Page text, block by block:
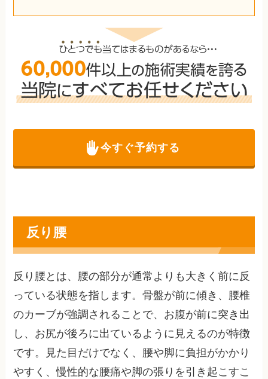
今すぐ予約する
反り腰
反り腰とは、腰の部分が通常よりも大きく前に反
っている状態を指します。骨盤が前に傾き、腰椎
のカーブが強調されることで、お腹が前に突き出
し、お尻が後ろに出ているように見えるのが特徴
です。見た目だけでなく、腰や脚に負担がかかり
やすく、慢性的な腰痛や脚の張りを引き起こすこ